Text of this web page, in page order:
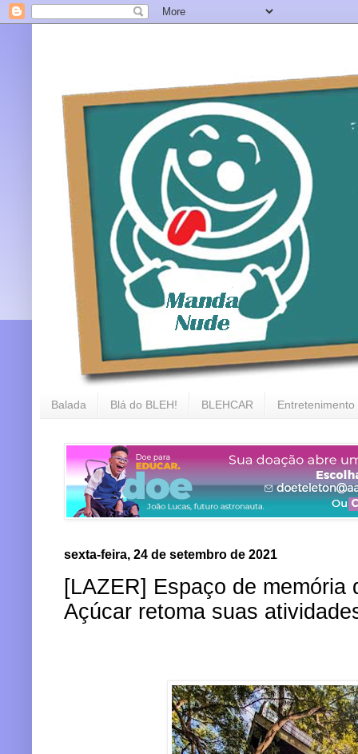
Balada Blá do BLEH! BLEHCAR Entretenimento
sexta-feira, 24 de setembro de 2021
[LAZER] Espaço de memória
Açúcar retoma suas